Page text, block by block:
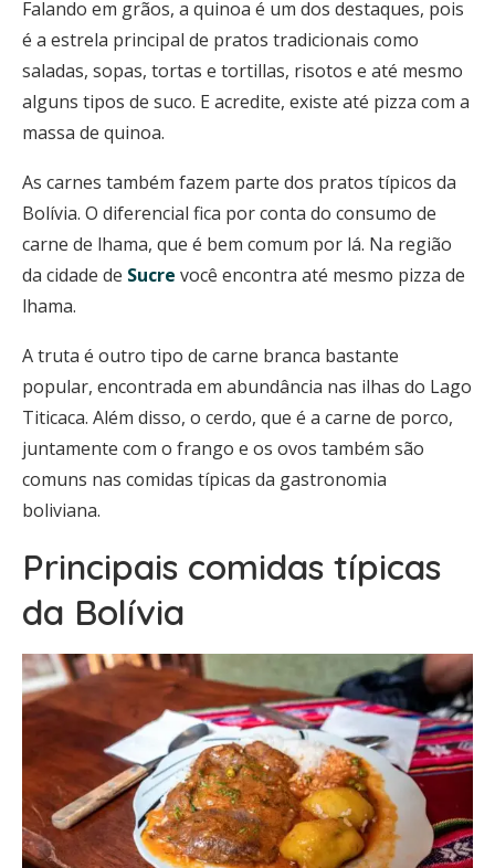
Falando em grãos, a quinoa é um dos destaques, pois
é a estrela principal de pratos tradicionais como
saladas, sopas, tortas e tortillas, risotos e até mesmo
alguns tipos de suco. E acredite, existe até pizza com a
massa de quinoa.
As carnes também fazem parte dos pratos típicos da
Bolívia. O diferencial fica por conta do consumo de
carne de lhama, que é bem comum por lá. Na região
da cidade de Sucre você encontra até mesmo pizza de
lhama.
A truta é outro tipo de carne branca bastante
popular, encontrada em abundância nas ilhas do Lago
Titicaca. Além disso, o cerdo, que é a carne de porco,
juntamente com o frango e os ovos também são
comuns nas comidas típicas da gastronomia
boliviana.
Principais comidas típicas
da Bolívia